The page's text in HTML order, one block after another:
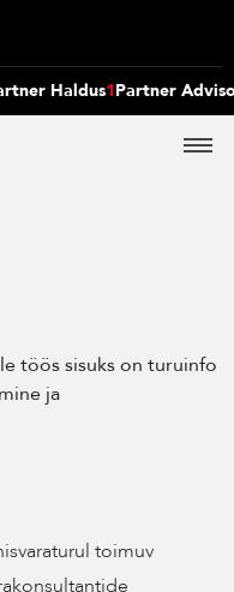
Haldus1Partner
töös sisuks on turuinfo
ja
toimuv